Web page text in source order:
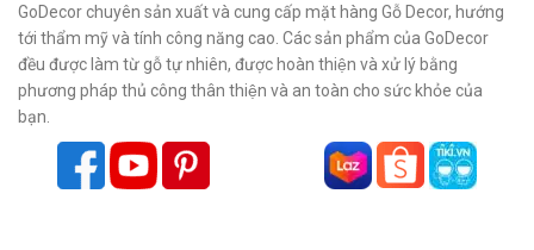
GoDecor chuyên sản xuất và cung cấp mặt hàng Gỗ Decor, hướng
tới thẩm mỹ và tính công năng cao. Các sản phẩm của GoDecor
đều được làm từ gỗ tự nhiên, được hoàn thiện và xử lý bằng
phương pháp thủ công thân thiện và an toàn cho sức khỏe của
bạn.